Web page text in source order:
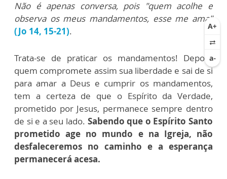
Não é apenas conversa, pois "quem acolhe e
observa os meus mandamentos, esse me ama"
(Jo 14, 15-21).
Trata-se de praticar os mandamentos! Depois,
quem compromete assim sua liberdade e sai de si
para amar a Deus e cumprir os mandamentos,
tem a certeza de que o Espírito da Verdade,
prometido por Jesus, permanece sempre dentro
de si e a seu lado. Sabendo que o Espírito Santo
prometido age no mundo e na Igreja, não
desfaleceremos no caminho e a esperança
permanecerá acesa.